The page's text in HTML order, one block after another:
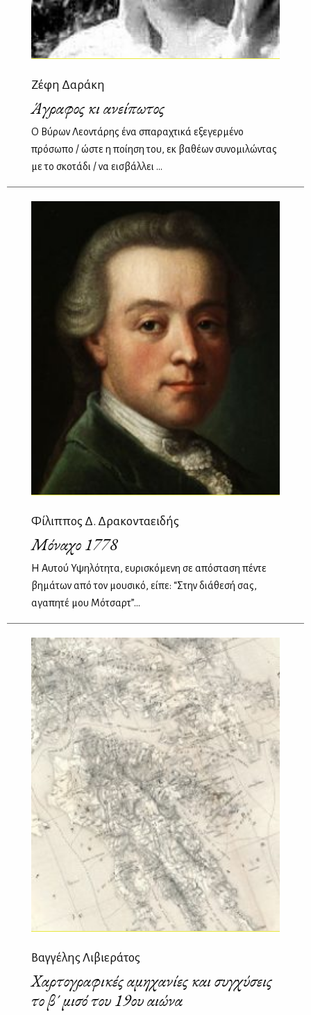
Ζέφη Δαράκη
Άγραφος κι ανείπωτος
Ο Βύρων Λεοντάρης ένα σπαραχτικά εξεγερμένο
πρόσωπο / ώστε η ποίηση του, εκ βαθέων συνομιλώντας
με το σκοτάδι / να εισβάλλει ...
Φίλιππος Δ. Δρακονταειδής
Μόναχο 1778
Η Αυτού Υψηλότητα, ευρισκόμενη σε απόσταση πέντε
βημάτων από τον μουσικό, είπε: “ Στην διάθεσή σας,
αγαπητέ μου Μότσαρτ”...
Βαγγέλης Λιβιεράτος
Χαρτογραφικές αμηχανίες και συγχύσεις
το β΄ μισό του 19ου αιώνα